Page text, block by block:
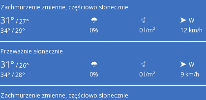
Zachmurzenie zmienne, częściowo słonecznie
31° /27°
34° / 29°
0% 0 l/m²
W
12 km/h
Przeważnie słonecznie
31° /26°
34° / 28°
0% 0 l/m²
W
9 km/h
Zachmurzenie zmienne, częściowo słonecznie